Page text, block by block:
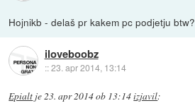
Hojnikb - delaš pr kakem pc podjetju btw?
iloveboobz
::23. apr 2014, 13:14
Epialt je23. apr 2014 ob 13:14izjavil: